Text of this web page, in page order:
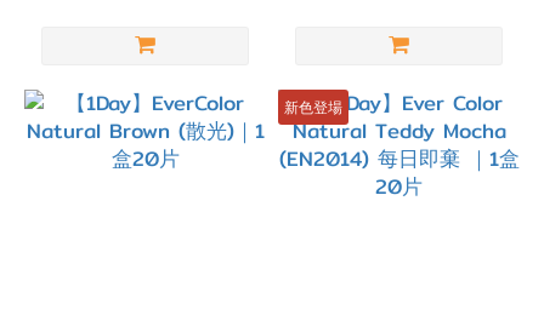
(17)
新色登場